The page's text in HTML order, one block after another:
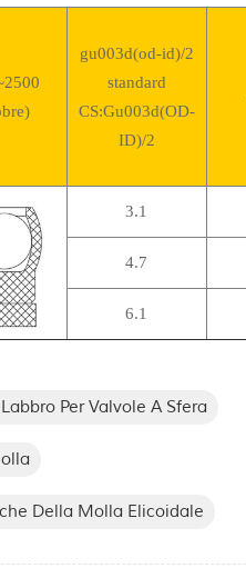
gu003d(od-id)/2
standard
CS:Gu003d(OD-
ID)/2
3.1
4.7
6.1
Per Valvole A Sfera
Della Molla Elicoidale